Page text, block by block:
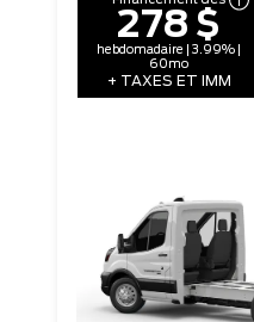
278 $
hebdomadaire | 3.99% |
60mo
+ TAXES ET IMM